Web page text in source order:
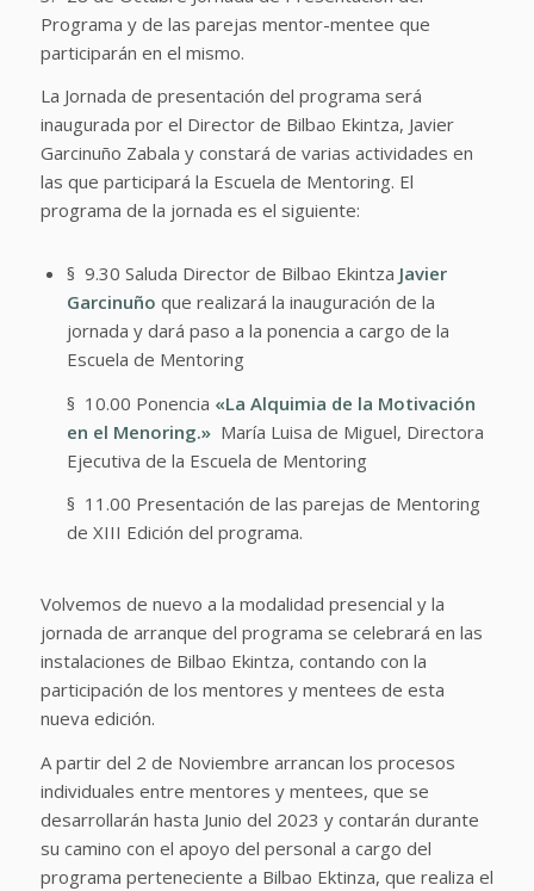
Programa y de las parejas mentor-mentee que
participarán en el mismo.
La Jornada de presentación del programa será
inaugurada por el Director de Bilbao Ekintza, Javier
Garcinuño Zabala y constará de varias actividades en
las que participará la Escuela de Mentoring. El
programa de la jornada es el siguiente:
§ 9.30 Saluda Director de Bilbao Ekintza Javier
Garcinuño que realizará la inauguración de la
jornada y dará paso a la ponencia a cargo de la
Escuela de Mentoring
§ 10.00 Ponencia «La Alquimia de la Motivación
en el Menoring.»María Luisa de Miguel, Directora
Ejecutiva de la Escuela de Mentoring
§ 11.00 Presentación de las parejas de Mentoring
de XIII Edición del programa.
Volvemos de nuevo a la modalidad presencial y la
jornada de arranque del programa se celebrará en las
instalaciones de Bilbao Ekintza, contando con la
participación de los mentores y mentees de esta
nueva edición.
A partir del 2 de Noviembre arrancan los procesos
individuales entre mentores y mentees, que se
desarrollarán hasta Junio del 2023 y contarán durante
su camino con el apoyo del personal a cargo del
programa perteneciente a Bilbao Ektinza, que realiza el